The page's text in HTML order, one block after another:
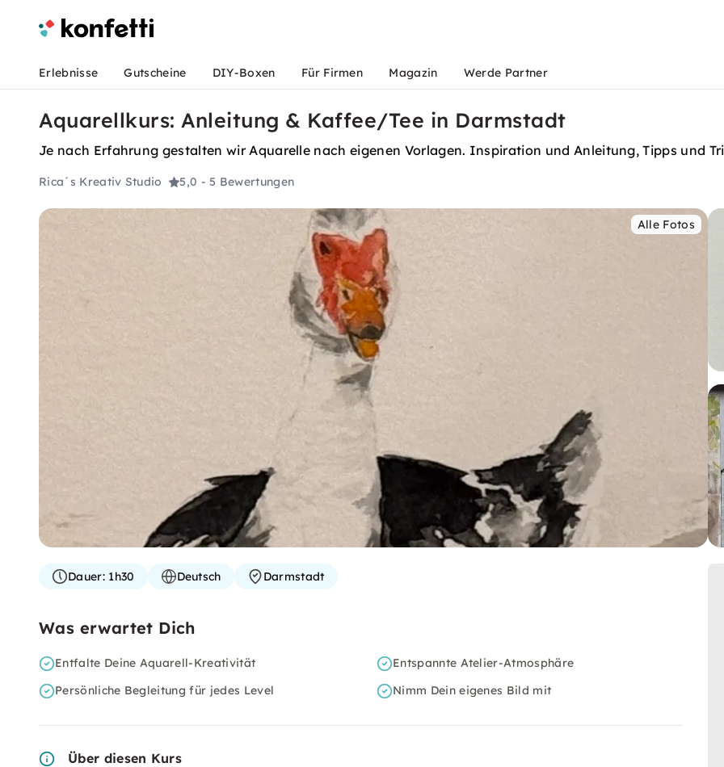
Erlebnisse Gutscheine DIY-Boxen Für Firmen Magazin Werde Partner
Aquarellkurs: Anleitung & Kaffee/Tee in Darmstadt
Je nach Erfahrung gestalten wir Aquarelle nach eigenen Vorlagen. Inspiration und Anleitung, Tipps und
Rica´s Kreativ Studio 5,0 - 5 Bewertungen
Alle Fotos
Dauer:1h30 Deutsch Darmstadt
Was erwartet Dich
Entfalte Deine Aquarell-Kreativität
Entspannte Atelier-Atmosphäre
Persönliche Begleitung für jedes Level
Nimm Dein eigenes Bild mit
Über diesen Kurs